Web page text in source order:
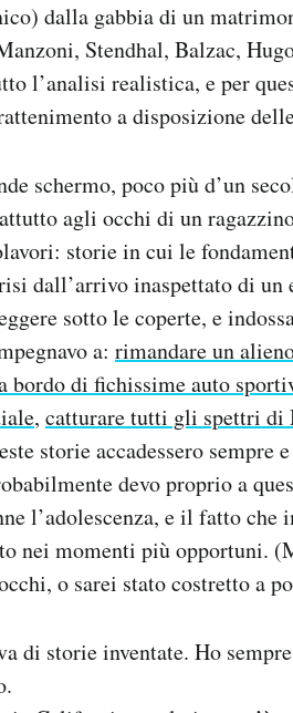
dalla gabbia di un
Stendhal, Balzac,
l’analisi realistica, e per
a disposizione
schermo, poco più d’un
agli occhi di un
storie in cui le
dall’arrivo inaspettato di un
sotto le coperte, e
a: rimandare un
bordo di fichissime auto
, catturare tutti gli spettri di
storie accadessero
devo proprio a
l’adolescenza, e il fatto
nei momenti più opportuni.
o sarei stato costretto a
di storie inventate. Ho